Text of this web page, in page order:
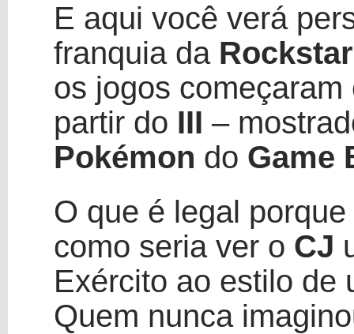
E aqui você verá
franquia da Rockstar
os jogos
partir do III –
Pokémon do Game
O que é legal
como seria ver o CJ
Exército ao estilo de
Quem nunca